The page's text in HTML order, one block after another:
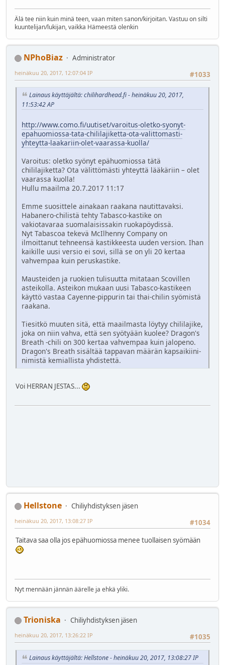
Älä tee niin kuin minä teen, vaan miten sanon/kirjoitan. Vastuu on silti
kuuntelijan/lukijan, vaikka Hämeestä olenkin
NPhoBiaz
Administrator
#1033
heinäkuu 20, 2017, 12:07:04 IP
Lainaus käyttäjältä: chilihardhead.fi - heinäkuu 20, 2017,
11:53:42 AP
http://www.como.fi/uutiset/varoitus-oletko-syonyt-
epahuomiossa-tata-chililajiketta-ota-valittomasti-
yhteytta-laakariin-olet-vaarassa-kuolla/
Varoitus: oletko syönyt epähuomiossa tätä
chililajiketta? Ota välittömästi yhteyttä lääkäriin – olet
vaarassa kuolla!
Hullu maailma 20.7.2017 11:17
Emme suosittele ainakaan raakana nautittavaksi.
Habanero-chilistä tehty Tabasco-kastike on
vakiotavaraa suomalaisissakin ruokapöydissä.
Nyt Tabascoa tekevä McIlhenny Company on
ilmoittanut tehneensä kastikkeesta uuden version. Ihan
kaikille uusi versio ei sovi, sillä se on yli 20 kertaa
vahvempaa kuin peruskastike.
Mausteiden ja ruokien tulisuutta mitataan Scovillen
asteikolla. Asteikon mukaan uusi Tabasco-kastikeen
käyttö vastaa Cayenne-pippurin tai thai-chilin syömistä
raakana.
Tiesitkö muuten sitä, että maailmasta löytyy chililajike,
joka on niin vahva, että sen syötyään kuolee? Dragon's
Breath -chili on 300 kertaa vahvempaa kuin jalopeno.
Dragon's Breath sisältää tappavan määrän kapsaikiini-
nimistä kemiallista yhdistettä.
Voi HERRAN JESTAS...
Hellstone
Chiliyhdistyksen jäsen
#1034
heinäkuu 20, 2017, 13:08:27 IP
Taitava saa olla jos epähuomiossa menee tuollaisen syömään
Nyt mennään jännän äärelle ja ehkä yliki.
Trioniska
Chiliyhdistyksen jäsen
#1035
heinäkuu 20, 2017, 13:26:22 IP
Lainaus käyttäjältä: Hellstone - heinäkuu 20, 2017, 13:08:27 IP